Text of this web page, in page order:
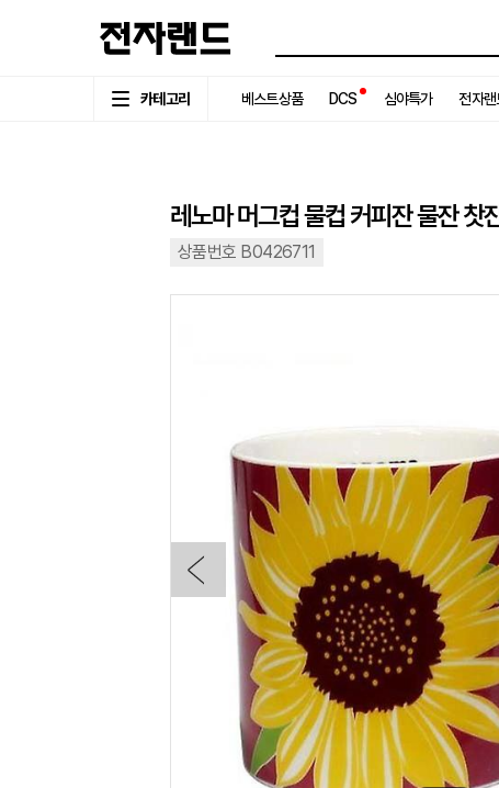
카테고리 베스트상품 DCS 심야특가 전자
레노마 머그컵 물컵 커피잔 물잔 찻
상품번호 B0426711